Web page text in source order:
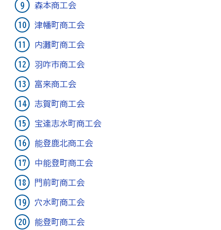
森本商工会
津幡町商工会
内灘町商工会
羽咋市商工会
富来商工会
志賀町商工会
宝達志水町商工会
能登鹿北商工会
中能登町商工会
門前町商工会
穴水町商工会
能登町商工会
情報漏えいリスクの備えに（情報漏えい保険）
商工会のサービス
経理・記帳代行
[商工会員限定]初期費用も月額料金も0円!「グーペ」な
ら、ホームページが無料で作れます。
メリットがいっぱい、労働保険事務
商工会が扱う検定
全国商工会珠算検定試験
リテールマーケティング（販売士）検定試験
石川県内の商工会の支援事例